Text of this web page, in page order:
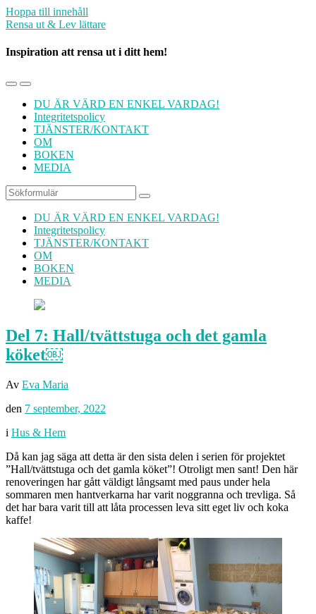
Hoppa till innehåll
Rensa ut & Lev lättare
Inspiration att rensa ut i ditt hem!
Slå
mobilmenyn
Slå
på/av
sökfältet
DU ÄR VÄRD EN ENKEL VARDAG!
Integritetspolicy
TJÄNSTER/KONTAKT
OM
BOKEN
MEDIA
Sök
DU ÄR VÄRD EN ENKEL VARDAG!
Integritetspolicy
TJÄNSTER/KONTAKT
OM
BOKEN
MEDIA
Del 7: Hall/tvättstuga och det gamla
köket￼
Av Eva Maria
den 7 september, 2022
i Hus & Hem
Då kan jag säga att detta är den sista delen i serien för projektet
”Hall/tvättstuga och det gamla köket”! Otroligt men sant! Den här
renoveringen har gått väldigt långsamt med paus under hela
sommaren men hantverkarna har varit noggranna och trevliga. Så
det har bara varit till att låta processen leva sitt eget liv och koka
kaffe!